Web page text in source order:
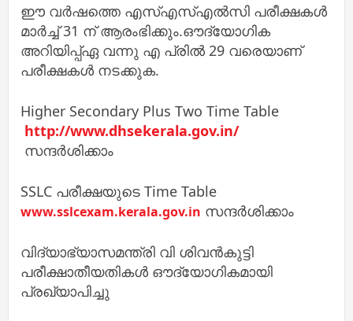
ഈ വര്‍ഷത്തെ എസ്‌എസ്‌എല്‍സി പരീക്ഷകള്‍
മാര്‍ച്ച്‌ 31 ന് ആരംഭിക്കും.ഔദ്യോഗിക
അറിയിപ്പ്ഏ വന്നു എ പ്രില്‍ 29 വരെയാണ്
പരീക്ഷകള്‍ നടക്കുക.
Higher Secondary Plus Two Time Table
http://www.dhsekerala.gov.in/
സന്ദർശിക്കാം
SSLC പരീക്ഷയുടെ Time Table
www.sslcexam.kerala.gov.in സന്ദർശിക്കാം
വിദ്യാഭ്യാസമന്ത്രി വി ശിവന്‍കുട്ടി
പരീക്ഷാതീയതികള്‍ ഔദ്യോഗികമായി
പ്രഖ്യാപിച്ചു